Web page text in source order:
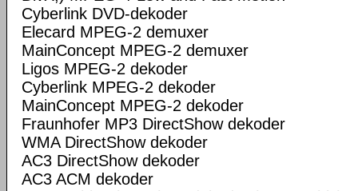
Cyberlink DVD-dekoder
Elecard MPEG-2 demuxer
MainConcept MPEG-2 demuxer
Ligos MPEG-2 dekoder
Cyberlink MPEG-2 dekoder
MainConcept MPEG-2 dekoder
Fraunhofer MP3 DirectShow dekoder
WMA DirectShow dekoder
AC3 DirectShow dekoder
AC3 ACM dekoder